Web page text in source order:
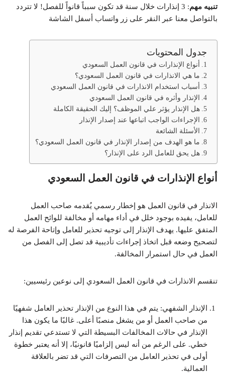
تنبيه مهم: 3 إنذارات خلال سنة قد تكون سبباً قانواً للفصل!
لا تتردد
بالتواصل معنا عبر النقر على زر واتساب أسفل الشاشة
جدول المحتويات
أنواع الإنذارات في قانون العمل السعودي
ما هي الانذارات في قانون العمل السعودي؟
أسباب استخدام الانذارات في قانون العمل السعودي
الإنذار وأثره في قانون العمل السعودي
هل الإنذار يؤثر علي الموظف؟ إليك الحقيقة الكاملة
الإجراءات الواجب اتباعها عند إصدار الإنذار
الأسئلة الشائعة
ما هو الهدف من إصدار الإنذار في قانون العمل السعودي؟
هل يحق للعامل الرد على الإنذار؟
أنواع الإنذارات في قانون العمل السعودي
الانذار في قانون العمل هو إخطار رسمي يُقدمه صاحب العمل
للعامل، يفيده بوجود خلل في أداء مهامه أو مخالفة للوائح العمل
المتفق عليها. يهدف الإنذار إلى توجيه تحذير للعامل وإتاحة الفرصة له
لتصحيح وضعه قبل اتخاذ إجراءات تأديبية قد تصل إلى الفصل من
العمل في حال استمرار المخالفة.
تنقسم الانذارات في قانون العمل السعودي إلى نوعين رئيسيين:
الإنذار الشفهي: يتم في هذا النوع من الإنذار تحذير العامل شفهيًا
من صاحب العمل أو من يشغل منصبًا أعلى. غالبًا ما يكون هذا
الإنذار في حالات المخالفات البسيطة التي لا تستدعي تقديم إنذار
خطي. على الرغم من أنه ليس إلزاميًا قانونيًا، إلا أنه يعتبر خطوة
أولى في تحذير العامل من التصرفات التي قد تضر بالعلاقة
العمالية.